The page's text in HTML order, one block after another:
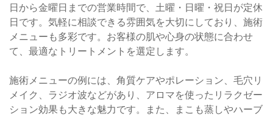
日から金曜日までの営業時間で、土曜・日曜・祝日が定休
日です。気軽に相談できる雰囲気を大切にしており、施術
メニューも多彩です。お客様の肌や心身の状態に合わせ
て、最適なトリートメントを選定します。
施術メニューの例には、角質ケアやポレーション、毛穴リ
メイク、ラジオ波などがあり、アロマを使ったリラクゼー
ション効果も大きな魅力です。また、まこも蒸しやハーブ